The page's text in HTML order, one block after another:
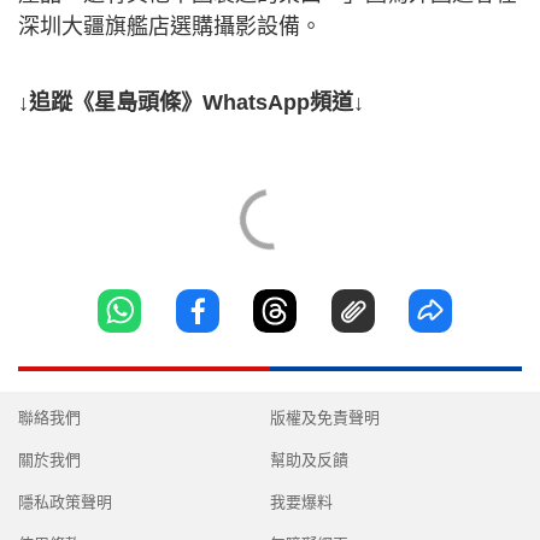
深圳大疆旗艦店選購攝影設備。
↓追蹤《星島頭條》WhatsApp頻道↓
聯絡我們
關於我們
隱私政策聲明
版權及免責聲明
幫助及反饋
我要爆料